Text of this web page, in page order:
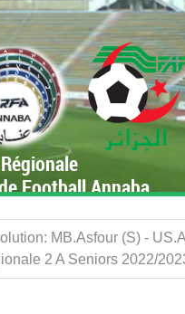
Football Annaba
MB.Asfour (S) -
2 A Seniors 2022/